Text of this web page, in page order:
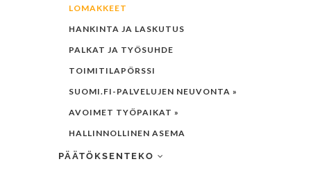
LOMAKKEET
HANKINTA JA LASKUTUS
PALKAT JA TYÖSUHDE
TOIMITILAPÖRSSI
SUOMI.FI-PALVELUJEN NEUVONTA »
AVOIMET TYÖPAIKAT »
HALLINNOLLINEN ASEMA
PÄÄTÖKSENTEKO